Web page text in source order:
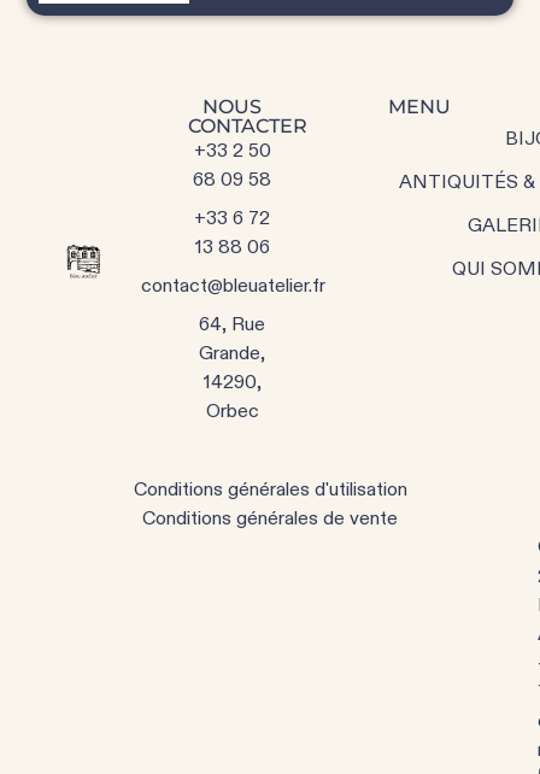
NOUS
CONTACTER
+33 2 50
68 09 58
+33 6 72
13 88 06
contact@bleuatelier.fr
64, Rue
Grande,
14290,
Orbec
MENU
ANTIQUITÉS
QUI
Conditions générales d'utilisation
Conditions générales de vente